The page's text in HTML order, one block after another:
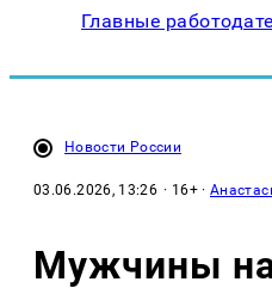
Главные
Новости России
03.06.2026, 13:26 · 16+ ·
Мужчины